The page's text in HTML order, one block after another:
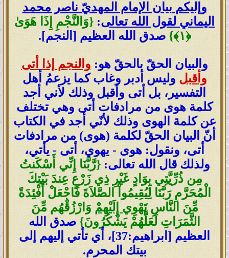
وإليكم بيان الإمام المهديّ ناصر محمد
اليماني لقول الله تعالى:
{وَالنَّجْمِ إِذَا هَوَىٰ
﴿١﴾}صدق الله العظيم [النجم].
والبيان الحقّ بالحقّ هو: والنجم إذا أتى
وأقبل وليس أدبر وغاب كما يزعمُ أهل
التفسير، بل أتى وأقبل وذلك لأني أجد
كلمة هوى من مرادفات أتى وهي تختلف
عن كلمة الهوى وذلك لأنّي أجد في الكتاب
أنّ البيان الحقّ لكلمة (هوى) من مرادفات
أتى، ونقول: هوى - يهوي، أتى - يأتي،
ولذلك قال الله تعالى:{رَّبَّنَا إِنِّي أَسْكَنتُ
مِن ذُرِّيَّتِي بِوَادٍ غَيْرِ ذِي زَرْعٍ عِندَ بَيْتِكَ
الْمُحَرَّمِ رَبَّنَا لِيُقِيمُواْ الصَّلاَةَ فَاجْعَلْ أَفْئِدَةً
مِّنَ النَّاسِتَهْوِي إِلَيْهِمْ وَارْزُقْهُم مِّنَ
الثَّمَرَاتِ لَعَلَّهُمْ يَشْكُرُونَ} صدق الله
العظيم [ابراهيم:37]، أي تأتي إليهم إلى
بيتك المحرم.